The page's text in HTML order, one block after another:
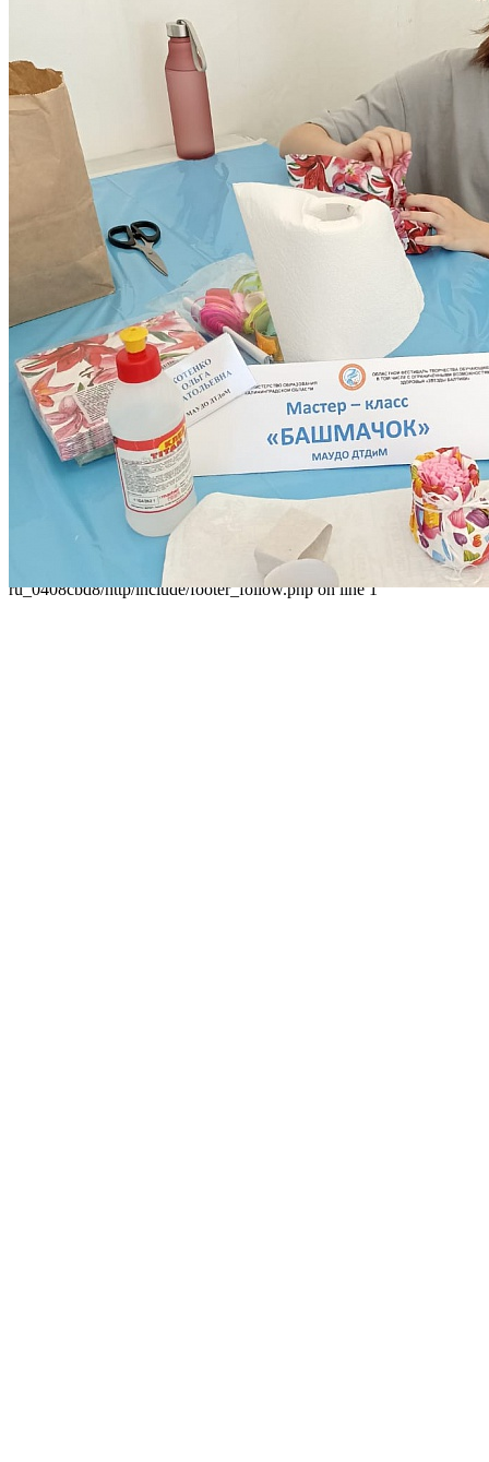
творчеству и изобразительному искусству. Большое спасибо
Вике Котенко за помощь в мастер-классе "Башмачок".
След. новость
Пред. новость
Наши контакты
236040,г. Калининград, ул. Сергеева 10
+7 (401) 253-45-55
dtdm39@mail.ru
Разделы
Главная
О Дворце
Родителям
Контакты
Карта сайта
Следуйте за нами
Parse error: syntax error, unexpected 'data' (T_STRING), expecting
']' in /home/virtwww/w_dvorec39-
ru_0408cbd8/http/include/footer_follow.php on line 1